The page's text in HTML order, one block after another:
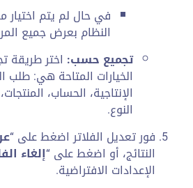
في حال لم يتم
النظام بعرض جميع
تجميع حسب: اختر طريقة
الخيارات المتاحة هي: طلب
الإنتاجية، الحساب،
النوع.
فور تعديل الفلاتر اضغط على “
النتائج، أو اضغط على “إلغاء
الإعدادات الافتراضية.